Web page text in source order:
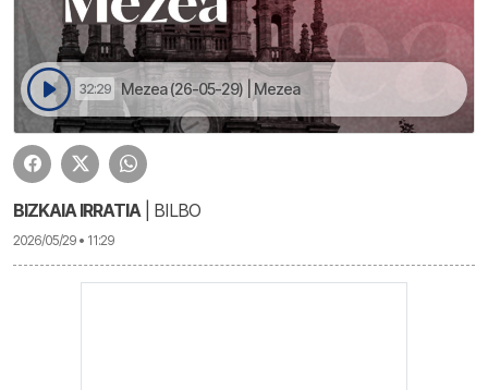
32:29 Mezea (26-05-29) | Mezea
BIZKAIA IRRATIA| BILBO
2026/05/29 • 11:29